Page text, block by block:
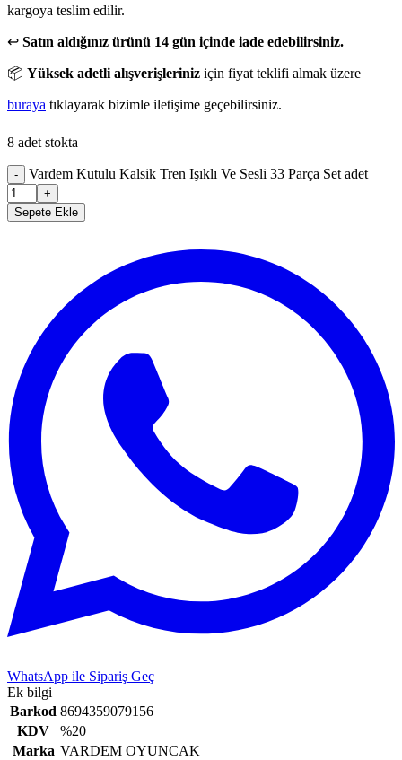
kargoya teslim edilir.
↩️ Satın aldığınız ürünü 14 gün içinde iade edebilirsiniz.
📦 Yüksek adetli alışverişleriniz için fiyat teklifi almak üzere
buraya tıklayarak bizimle iletişime geçebilirsiniz.
8 adet stokta
- Vardem Kutulu Kalsik Tren Işıklı Ve Sesli 33 Parça Set adet
+
Sepete Ekle
WhatsApp ile Sipariş Geç
Ek bilgi
Barkod 8694359079156
KDV
%20
Marka VARDEM OYUNCAK